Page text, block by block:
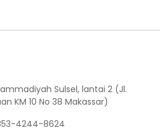
Sulsel, lantai 2 (Jl.
KM 10 No 38 Makassar)
4244-8624